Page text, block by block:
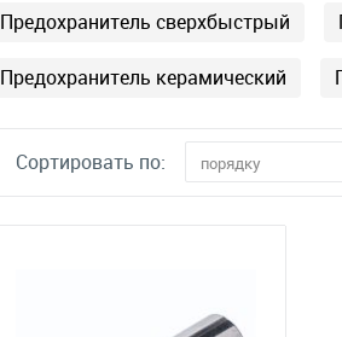
Предохранитель сверхбыстрый
Предохранитель керамический
Сортировать по: порядку